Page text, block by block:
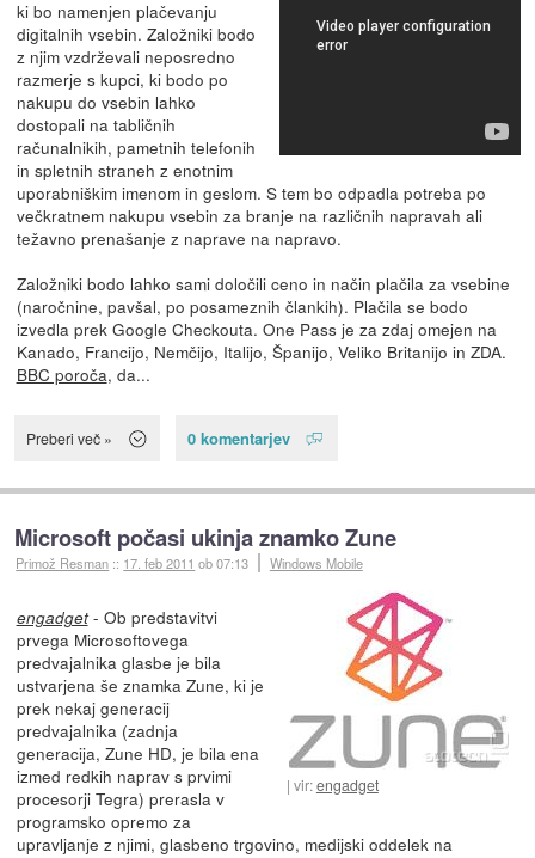
ki bo namenjen plačevanju
digitalnih vsebin. Založniki bodo
z njim vzdrževali neposredno
razmerje s kupci, ki bodo po
nakupu do vsebin lahko
dostopali na tabličnih
računalnikih, pametnih telefonih
in spletnih straneh z enotnim
uporabniškim imenom in geslom. S tem bo odpadla potreba po
večkratnem nakupu vsebin za branje na različnih napravah ali
težavno prenašanje z naprave na napravo.
Založniki bodo lahko sami določili ceno in način plačila za vsebine
(naročnine, pavšal, po posameznih člankih). Plačila se bodo
izvedla prek Google Checkouta. One Pass je za zdaj omejen na
Kanado, Francijo, Nemčijo, Italijo, Španijo, Veliko Britanijo in ZDA.
BBC poroča, da...
Preberi več » 0 komentarjev
Microsoft počasi ukinja znamko Zune
Primož Resman :: 17. feb 2011 ob 07:13 Windows Mobile
vir:engadget
engadget- Ob predstavitvi
prvega Microsoftovega
predvajalnika glasbe je bila
ustvarjena še znamka Zune, ki je
prek nekaj generacij
predvajalnika (zadnja
generacija, Zune HD, je bila ena
izmed redkih naprav s prvimi
procesorji Tegra) prerasla v
programsko opremo za
upravljanje z njimi, glasbeno trgovino, medijski oddelek na